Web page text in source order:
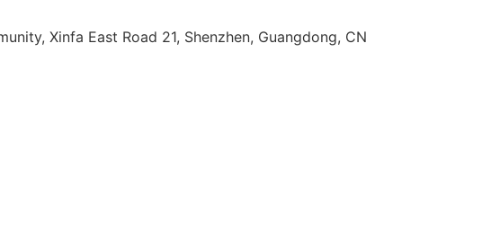
Xinfa East Road 21, Shenzhen, Guangdong, CN